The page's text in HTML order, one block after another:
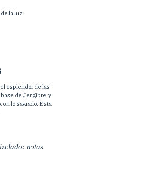
la luz
esplendor de las
de Jengibre y
lo sagrado. Esta
notas